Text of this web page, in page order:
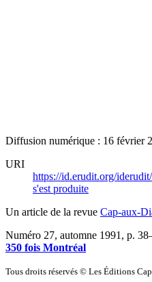
Diffusion numérique : 16 février
URI
https://id.erudit.org/
s'est produite
Un article de la revue Cap-aux-
Numéro 27, automne 1991 , p.
350 fois Montréal
Tous droits réservés © Les Éditions